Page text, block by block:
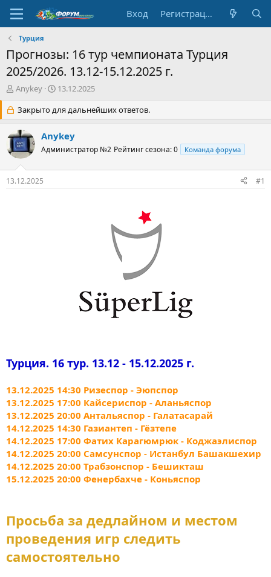
Вход Регистрация
Турция
Прогнозы: 16 тур чемпионата Турция
2025/2026. 13.12-15.12.2025 г.
А
т
о
р
т
е
м
Anykey
Д
т
а
н
а
ч
а
13.12.2025
Закрыто для дальнейших ответов.
Anykey
Администратор №2 Рейтинг сезона: 0 Команда форума
13.12.2025 #1
Турция. 16 тур. 13.12 - 15.12.2025 г.
13.12.2025 14:30 Ризеспор - Эюпспор
13.12.2025 17:00 Кайсериспор - Аланьяспор
13.12.2025 20:00 Антальяспор - Галатасарай
14.12.2025 14:30 Газиантеп - Гёзтепе
14.12.2025 17:00 Фатих Карагюмрюк - Коджаэлиспор
14.12.2025 20:00 Самсунспор - Истанбул Башакшехир
14.12.2025 20:00 Трабзонспор - Бешикташ
15.12.2025 20:00 Фенербахче - Коньяспор
Просьба за дедлайном и местом
проведения игр следить
самостоятельно